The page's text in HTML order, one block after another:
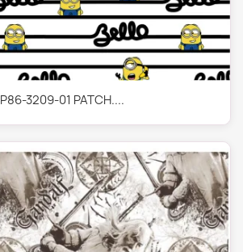
P86-3209-01 PATCH....